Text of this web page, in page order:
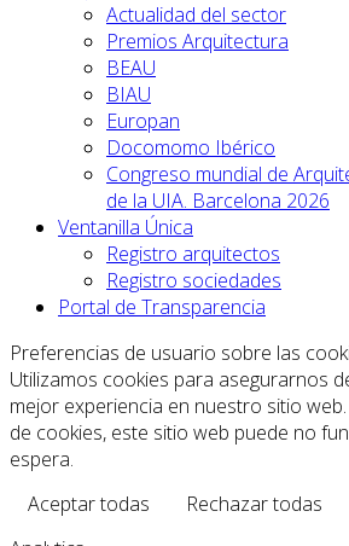
Actualidad del sector
Premios Arquitectura
BEAU
BIAU
Europan
Docomomo Ibérico
Congreso mundial de
de la UIA. Barcelona 2026
Ventanilla Única
Registro arquitectos
Registro sociedades
Portal de Transparencia
Preferencias de usuario sobre las
Utilizamos cookies para asegurarnos
mejor experiencia en nuestro sitio
de cookies, este sitio web puede no
espera.
Aceptar todas
Rechazar todas